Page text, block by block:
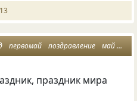
первомай поздравление май
праздник мира